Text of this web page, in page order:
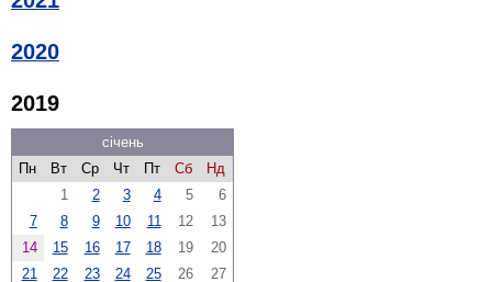
2020
2019
січень
Пн
Вт Ср Чт Пт Сб
Нд
1
2 3 4 5
6
7
8 9 10 11 12
13
14
15 16 17 18 19
20
21
22 23 24 25 26
27